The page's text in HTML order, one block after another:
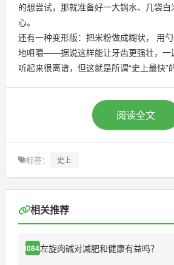
的想尝试，那就准备好一大锅水、几袋
心。
还有一种变形版：把米粉做成糊状， 用
地咀嚼——据说这样能让牙齿更强壮，一
听起来很离谱，但这就是所谓“史上最快”
阅读全文
标签： 史上
相关推荐
30842左旋肉碱对减肥和健康有益吗？